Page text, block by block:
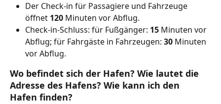
Der Check-in für Passagiere und Fahrzeuge
öffnet 120 Minuten vor Abflug.
Check-in-Schluss: für Fußgänger: 15 Minuten vor
Abflug; für Fahrgäste in Fahrzeugen: 30 Minuten
vor Abflug.
Wo befindet sich der Hafen? Wie lautet die
Adresse des Hafens? Wie kann ich den
Hafen finden?